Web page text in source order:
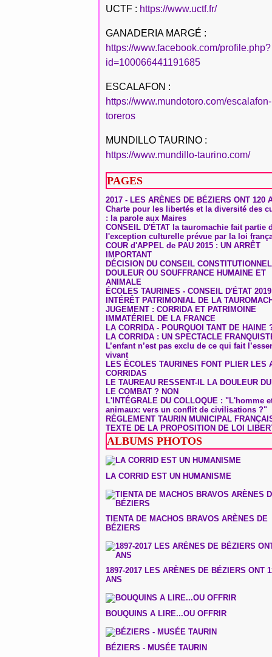
UCTF : https://www.uctf.fr/
GANADERIA MARGÉ :
https://www.facebook.com/profile.php?
id=100066441191685
ESCALAFON :
https://www.mundotoro.com/escalafon-
toreros
MUNDILLO TAURINO :
https://www.mundillo-taurino.com/
PAGES
2017 - LES ARÈNES DE BÉZIERS ONT 120
Charte pour les libertés et la diversité des
: la parole aux Maires
CONSEIL D'ÉTAT la tauromachie fait partie
l'exception culturelle prévue par la loi
COUR d'APPEL de PAU 2015 : UN ARRÊT
IMPORTANT
DÉCISION DU CONSEIL CONSTITUTIONNEL
DOULEUR OU SOUFFRANCE HUMAINE ET
ANIMALE
ÉCOLES TAURINES - CONSEIL D'ÉTAT 2019
INTÉRÊT PATRIMONIAL DE LA
JUGEMENT : CORRIDA ET PATRIMOINE
IMMATÉRIEL DE LA FRANCE
LA CORRIDA - POURQUOI TANT DE HAINE
LA CORRIDA : UN SPECTACLE
L’enfant n’est pas exclu de ce qui fait
vivant
LES ÉCOLES TAURINES FONT PLIER LES
CORRIDAS
LE TAUREAU RESSENT-IL LA DOULEUR
LE COMBAT ? NON
L'INTÉGRALE DU COLLOQUE : "L'homme
animaux: vers un conflit de civilisations ?"
RÉGLEMENT TAURIN MUNICIPAL
TEXTE DE LA PROPOSITION DE LOI
ALBUMS PHOTOS
LA CORRID EST UN HUMANISME
TIENTA DE MACHOS BRAVOS ARÈNES DE
BÉZIERS
1897-2017 LES ARÈNES DE BÉZIERS ONT
ANS
BOUQUINS A LIRE...OU OFFRIR
BÉZIERS - MUSÉE TAURIN